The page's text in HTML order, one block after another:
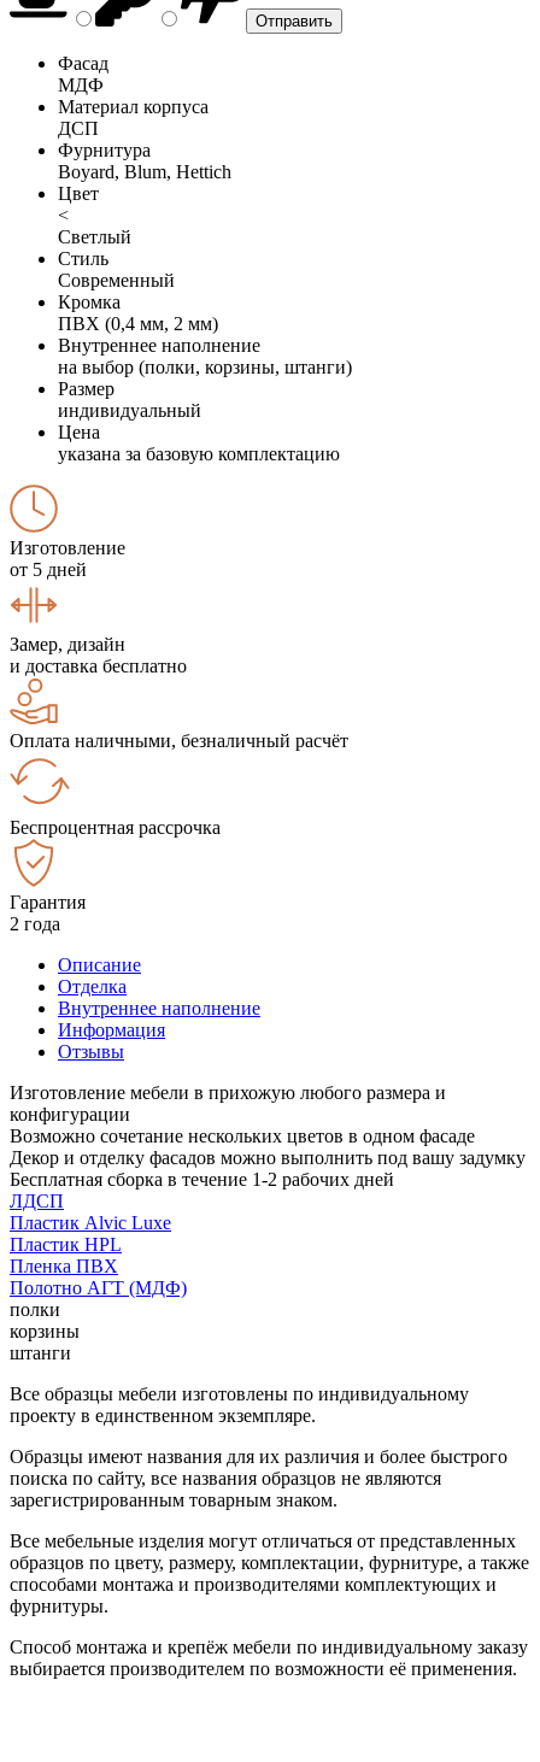
Фасад
МДФ
Материал корпуса
ДСП
Фурнитура
Boyard, Blum, Hettich
Цвет
<
Светлый
Стиль
Современный
Кромка
ПВХ (0,4 мм, 2 мм)
Внутреннее наполнение
на выбор (полки, корзины, штанги)
Размер
индивидуальный
Цена
указана за базовую комплектацию
Изготовление
от 5 дней
Замер, дизайн
и доставка бесплатно
Оплата наличными, безналичный расчёт
Беспроцентная рассрочка
Гарантия
2 года
Описание
Отделка
Внутреннее наполнение
Информация
Отзывы
Изготовление мебели в прихожую любого размера и
конфигурации
Возможно сочетание нескольких цветов в одном фасаде
Декор и отделку фасадов можно выполнить под вашу задумку
Бесплатная сборка в течение 1-2 рабочих дней
ЛДСП
Пластик Alvic Luxe
Пластик HPL
Пленка ПВХ
Полотно АГТ (МДФ)
полки
корзины
штанги
Все образцы мебели изготовлены по индивидуальному
проекту в единственном экземпляре.
Образцы имеют названия для их различия и более быстрого
поиска по сайту, все названия образцов не являются
зарегистрированным товарным знаком.
Все мебельные изделия могут отличаться от представленных
образцов по цвету, размеру, комплектации, фурнитуре, а также
способами монтажа и производителями комплектующих и
фурнитуры.
Способ монтажа и крепёж мебели по индивидуальному заказу
выбирается производителем по возможности её применения.